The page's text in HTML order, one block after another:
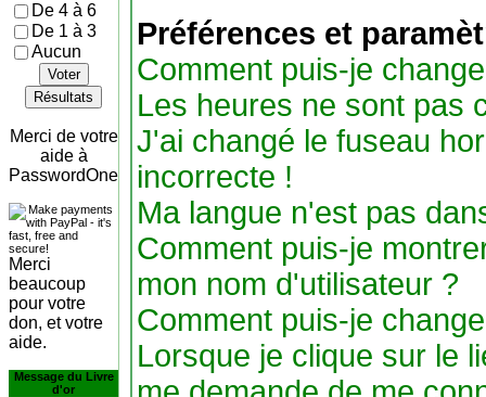
De 4 à 6
De 1 à 3
Aucun
Voter
Résultats
Merci de votre
aide à
PasswordOne
Merci
beaucoup
pour votre
don, et votre
aide.
Message du Livre
d'or
Préférences et
Comment puis-je
Les heures ne sont pas
J'ai changé le fuseau
incorrecte !
Ma langue n'est pas
Comment puis-je
mon nom d'utilisateur ?
Comment puis-je
Lorsque je clique sur le